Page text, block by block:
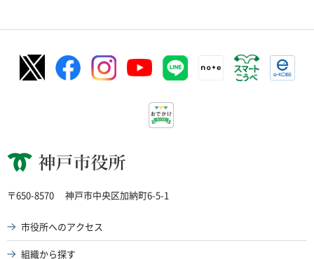
神戸市役所
〒650-8570 神戸市中央区加納町6-5-1
市役所へのアクセス
組織から探す